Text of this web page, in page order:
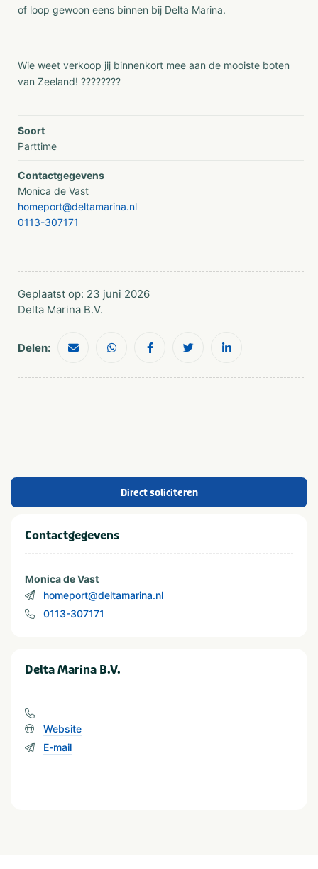
Direct soliciteren
Contactgegevens
Monica de Vast
homeport@deltamarina.nl
0113-307171
Delta Marina B.V.
Website
E-mail
of loop gewoon eens binnen bij Delta Marina.
Wie weet verkoop jij binnenkort mee aan de mooiste boten
van Zeeland! ????????
Soort
Parttime
Contactgegevens
Monica de Vast
homeport@deltamarina.nl
0113-307171
Geplaatst op: 23 juni 2026
Delta Marina B.V.
Delen: